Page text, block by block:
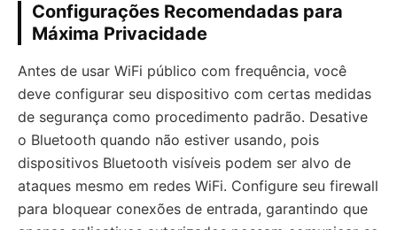
Configurações Recomendadas para
Máxima Privacidade
Antes de usar WiFi público com frequência, você
deve configurar seu dispositivo com certas medidas
de segurança como procedimento padrão. Desative
o Bluetooth quando não estiver usando, pois
dispositivos Bluetooth visíveis podem ser alvo de
ataques mesmo em redes WiFi. Configure seu firewall
para bloquear conexões de entrada, garantindo que